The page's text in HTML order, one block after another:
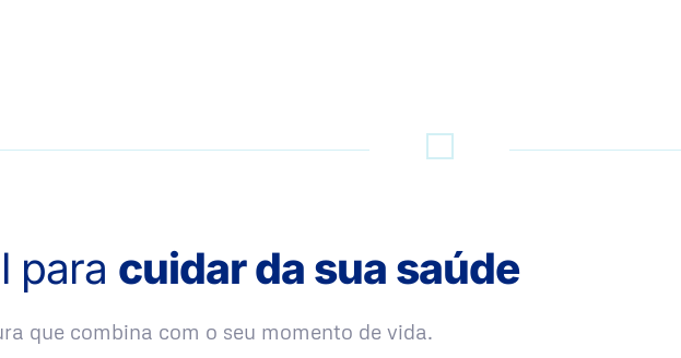
para cuidar da sua saúde
que combina com o seu momento de vida.